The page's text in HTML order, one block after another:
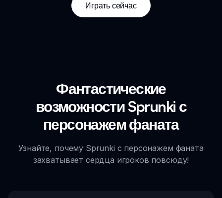
Играть сейчас
Фантастические
возможности Sprunki с
персонажем фаната
Узнайте, почему Sprunki с персонажем фаната
захватывает сердца игроков повсюду!